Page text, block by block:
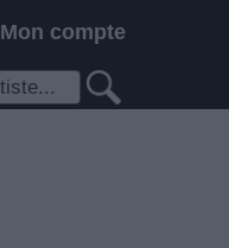
Mon compte